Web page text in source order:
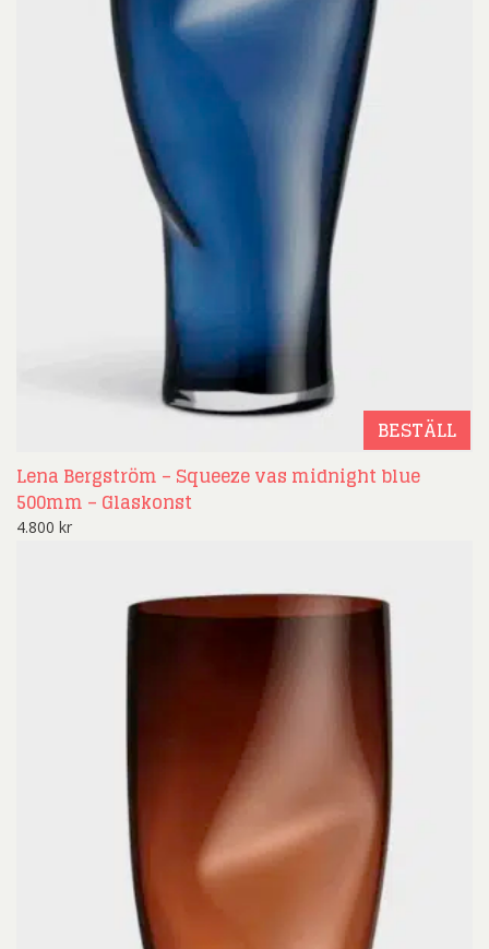
BESTÄLL
Lena Bergström – Squeeze vas midnight blue
500mm – Glaskonst
4.800 kr